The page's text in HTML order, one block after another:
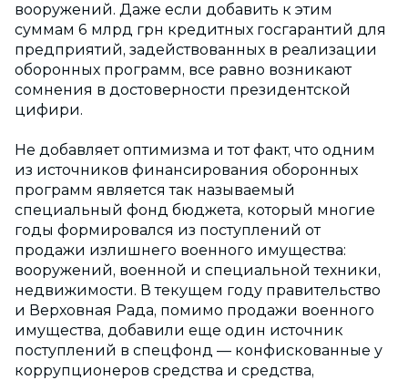
вооружений. Даже если добавить к этим
суммам 6 млрд грн кредитных госгарантий для
предприятий, задействованных в реализации
оборонных программ, все равно возникают
сомнения в достоверности президентской
цифири.
Не добавляет оптимизма и тот факт, что одним
из источников финансирования оборонных
программ является так называемый
специальный фонд бюджета, который многие
годы формировался из поступлений от
продажи излишнего военного имущества:
вооружений, военной и специальной техники,
недвижимости. В текущем году правительство
и Верховная Рада, помимо продажи военного
имущества, добавили еще один источник
поступлений в спецфонд — конфискованные у
коррупционеров средства и средства,